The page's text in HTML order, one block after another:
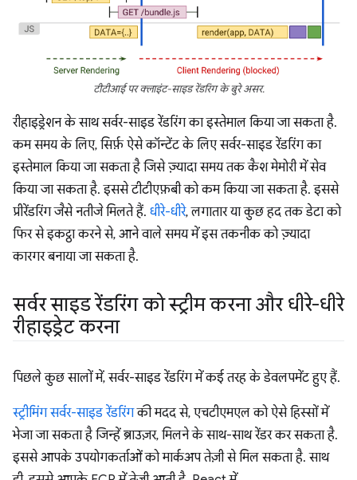
टीटीआई पर क्लाइंट-साइड रेंडरिंग के बुरे असर.
रीहाइड्रेशन के साथ सर्वर-साइड रेंडरिंग का इस्तेमाल किया जा सकता है.
कम समय के लिए, सिर्फ़ ऐसे कॉन्टेंट के लिए सर्वर-साइड रेंडरिंग का
इस्तेमाल किया जा सकता है जिसे ज़्यादा समय तक कैश मेमोरी में सेव
किया जा सकता है. इससे टीटीएफ़बी को कम किया जा सकता है. इससे
प्रीरेंडरिंग जैसे नतीजे मिलते हैं. धीरे-धीरे, लगातार या कुछ हद तक डेटा को
फिर से इकट्ठा करने से, आने वाले समय में इस तकनीक को ज़्यादा
कारगर बनाया जा सकता है.
सर्वर साइड रेंडरिंग को स्ट्रीम करना और धीरे-धीरे
रीहाइड्रेट करना
पिछले कुछ सालों में, सर्वर-साइड रेंडरिंग में कई तरह के डेवलपमेंट हुए हैं.
स्ट्रीमिंग सर्वर-साइड रेंडरिंगकी मदद से, एचटीएमएल को ऐसे हिस्सों में
भेजा जा सकता है जिन्हें ब्राउज़र, मिलने के साथ-साथ रेंडर कर सकता है.
इससे आपके उपयोगकर्ताओं को मार्कअप तेज़ी से मिल सकता है. साथ